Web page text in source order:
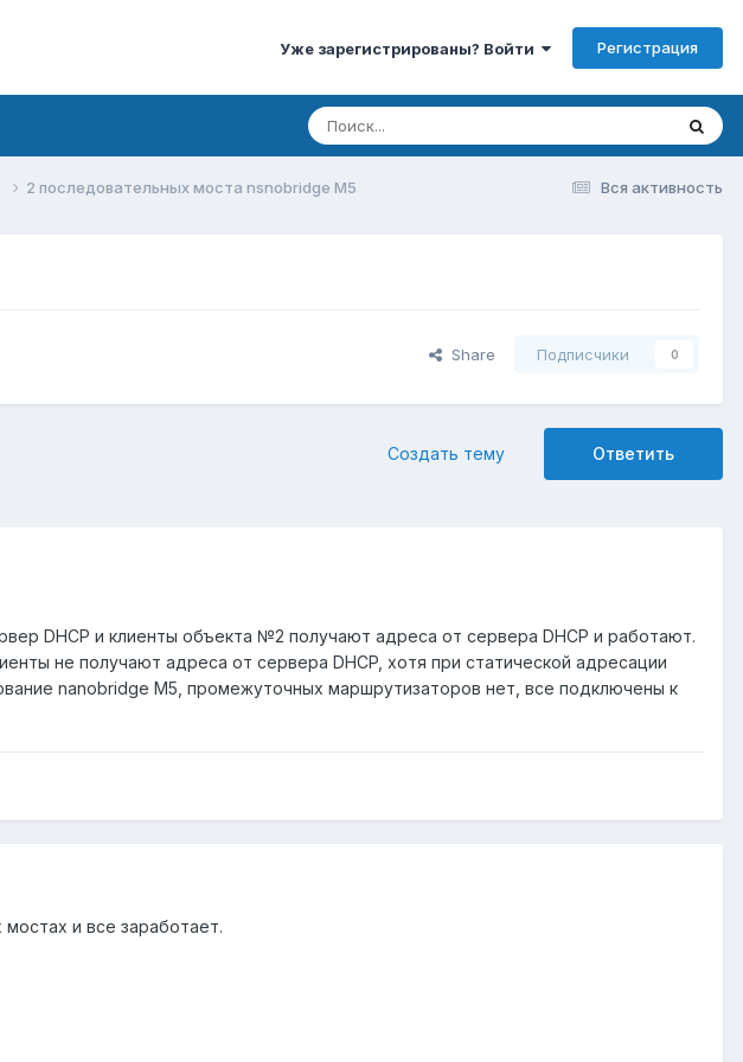
Уже зарегистрированы? Войти Регистрация
Вся активность
2 последовательных моста nsnobridge M5
Share Подписчики 0
Ответить
Создать тему
DHCP и клиенты объекта №2 получают адреса от сервера DHCP и работают.
не получают адреса от сервера DHCP, хотя при статической адресации
nanobridge M5, промежуточных маршрутизаторов нет, все подключены к
и все заработает.